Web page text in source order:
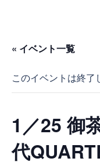
« イベント一覧
このイベントは終了
1／25 御
代